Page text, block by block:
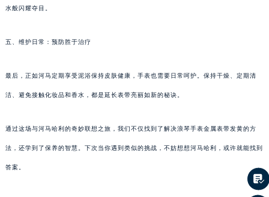
水般闪耀夺目。
五、维护日常：预防胜于治疗
最后，正如河马定期享受泥浴保持皮肤健康，手表也需要日常呵护。保持干燥、定期清
洁、避免接触化妆品和香水，都是延长表带亮丽如新的秘诀。
通过这场与河马哈利的奇妙联想之旅，我们不仅找到了解决浪琴手表金属表带发黄的方
法，还学到了保养的智慧。下次当你遇到类似的挑战，不妨想想河马哈利，或许就能找到
答案。